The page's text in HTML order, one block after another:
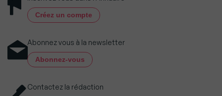
Créez un compte
Abonnez vous à la newsletter
Abonnez-vous
Contactez la rédaction